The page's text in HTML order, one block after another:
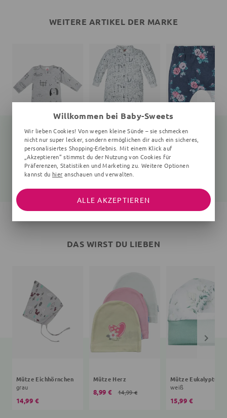
WEITERE ARTIKEL DER MARKE
Body Hund
0-24 Monate, grau
14,80 € 16,99 €
Strampler Katze
weiß
17,99 €
Leggings
Floral, navy, rosa
DAS WIRST DU LIEBEN
Mütze Eichhörnchen
grau
14,99 €
Mütze Herz
8,99 € 14,99 €
Mütze Eukalyptus
weiß
15,99 €
Willkommen bei Baby-Sweets
Wir lieben Cookies! Von wegen kleine Sünde – sie schmecken
nicht nur super lecker, sondern ermöglichen dir auch ein sicheres,
personalisiertes Shopping-Erlebnis. Mit einem Klick auf
„Akzeptieren“ stimmst du der Nutzung von Cookies für
Präferenzen, Statistiken und Marketing zu. Weitere Optionen
kannst du hier anschauen und verwalten.
ALLE AKZEPTIEREN